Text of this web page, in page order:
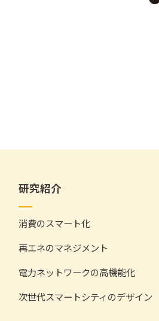
研究紹介
消費のスマート化
再エネのマネジメント
電力ネットワークの高機能化
次世代スマートシティのデザイン